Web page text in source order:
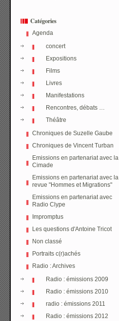
Catégories
Agenda
concert
Expositions
Films
Livres
Manifestations
Rencontres, débats …
Théâtre
Chroniques de Suzelle Gaube
Chroniques de Vincent Turban
Emissions en partenariat avec la
Cimade
Emissions en partenariat avec la
revue "Hommes et Migrations"
Emissions en partenariat avec
Radio Clype
Impromptus
Les questions d'Antoine Tricot
Non classé
Portraits c(r)achés
Radio : Archives
Radio : émissions 2009
Radio : émissions 2010
radio : émissions 2011
Radio : émissions 2012